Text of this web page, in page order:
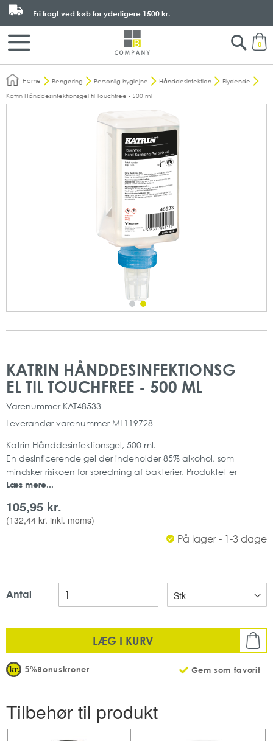
0
Fri fragt ved køb for yderligere 1500 kr.
Search
Home Rengøring Personlig hygiejne Hånddesinfektion
Flydende
Katrin Hånddesinfektionsgel til Touchfree - 500 ml
KATRIN HÅNDDESINFEKTIONSG
EL TIL TOUCHFREE - 500 ML
Varenummer KAT48533
Leverandør varenummer ML119728
Katrin Hånddesinfektionsgel, 500 ml.
En desinficerende gel der indeholder 85% alkohol, som
mindsker risikoen for spredning af bakterier. Produktet er
specielt egnet til sundheds- og fødevareindustrien.
500 ml
333 doseringer
Læs mere...
105,95 kr.
(132,44 kr. inkl. moms)
På lager - 1-3 dage
Antal
LÆG I KURV
Gem som favorit
5%Bonuskroner
slutningen
af
starten
af
Tilbehør til produkt